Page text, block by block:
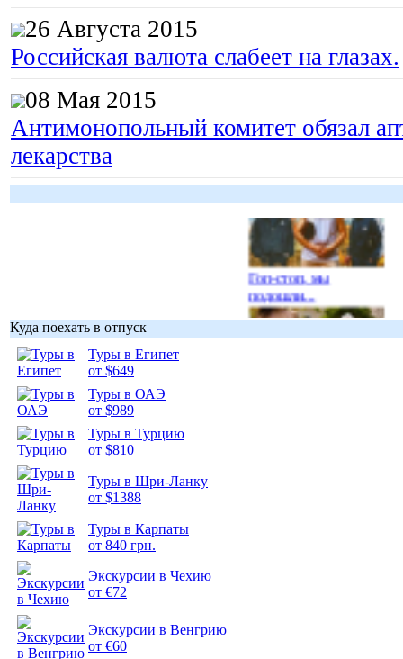
26 Августа 2015
Российская валюта слабеет на глазах.
08 Мая 2015
Антимонопольный комитет обязал
лекарства
Гоп-стоп, мы
подошли...
Куда поехать в отпуск
Туры в Египет
от $649
Туры в ОАЭ
от $989
Туры в Турцию
от $810
Туры в Шри-Ланку
от $1388
Туры в Карпаты
от 840 грн.
Экскурсии в Чехию
от €72
Экскурсии в Венгрию
от €60